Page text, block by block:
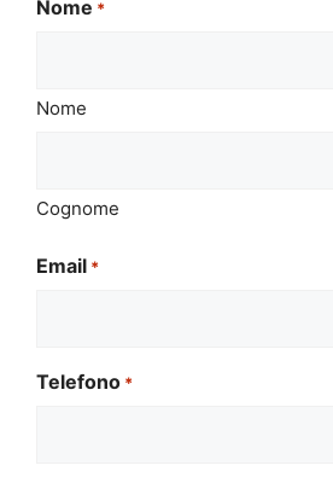
Nome *
Nome
Cognome
Email *
Telefono *